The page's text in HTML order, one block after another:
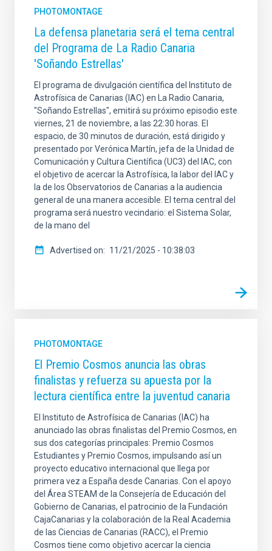
PHOTOMONTAGE
La defensa planetaria será el tema central
del Programa de La Radio Canaria
'Soñando Estrellas'
El programa de divulgación científica del Instituto de
Astrofísica de Canarias (IAC) en La Radio Canaria,
"Soñando Estrellas", emitirá su próximo episodio este
viernes, 21 de noviembre, a las 22:30 horas. El
espacio, de 30 minutos de duración, está dirigido y
presentado por Verónica Martín, jefa de la Unidad de
Comunicación y Cultura Científica (UC3) del IAC, con
el objetivo de acercar la Astrofísica, la labor del IAC y
la de los Observatorios de Canarias a la audiencia
general de una manera accesible. El tema central del
programa será nuestro vecindario: el Sistema Solar,
de la mano del
Advertised on 11/21/2025 - 10:38:03
PHOTOMONTAGE
El Premio Cosmos anuncia las obras
finalistas y refuerza su apuesta por la
lectura científica entre la juventud canaria
El Instituto de Astrofísica de Canarias (IAC) ha
anunciado las obras finalistas del Premio Cosmos, en
sus dos categorías principales: Premio Cosmos
Estudiantes y Premio Cosmos, impulsando así un
proyecto educativo internacional que llega por
primera vez a España desde Canarias. Con el apoyo
del Área STEAM de la Consejería de Educación del
Gobierno de Canarias, el patrocinio de la Fundación
CajaCanarias y la colaboración de la Real Academia
de las Ciencias de Canarias (RACC), el Premio
Cosmos tiene como objetivo acercar la ciencia